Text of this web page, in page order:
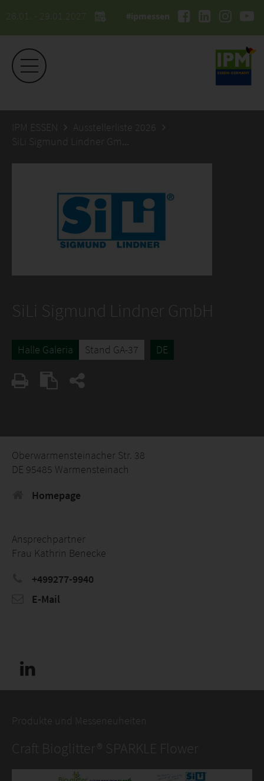
26.01. - 29.01.2027 #ipmessen
IPM ESSEN
Ausstellerliste 2026
SiLi Sigmund Lindner GmbH
SiLi Sigmund Lindner GmbH
Halle Galeria Stand GA-37 DE
Oberwarmensteinacher Str. 38
DE 95485 Warmensteinach
Homepage
Ansprechpartner
Frau Kathrin Benecke
+499277-9940
E-Mail
Produkte und Messeneuheiten
Craft Bioglitter® SPARKLE Flower